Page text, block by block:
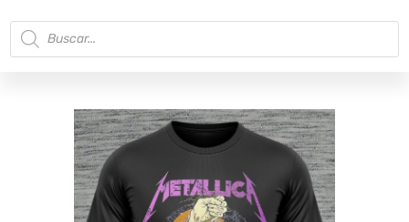
Búsqueda
de
productos